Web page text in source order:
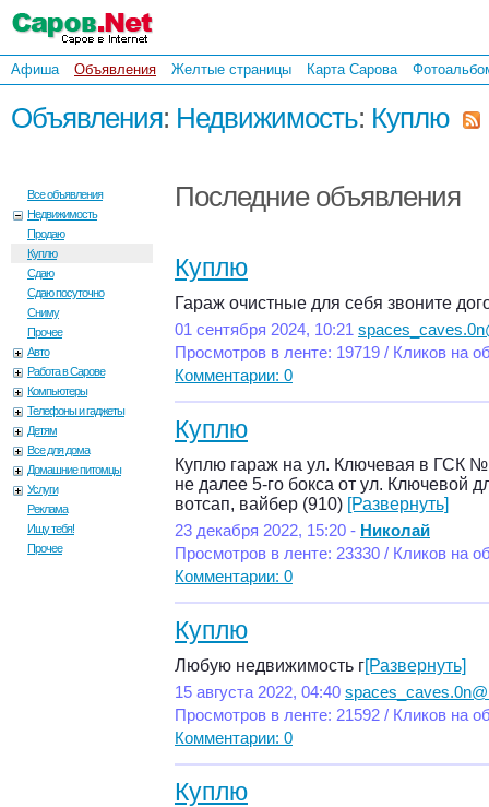
Афиша Объявления Желтые страницы Карта Сарова
Объявления: Недвижимость: Куплю
Все объявления
Недвижимость
Продаю
Куплю
Сдаю
Сдаю посуточно
Сниму
Прочее
Авто
Работа в Сарове
Компьютеры
Телефоны и гаджеты
Детям
Все для дома
Домашние питомцы
Услуги
Реклама
Ищу тебя!
Прочее
Последние объявления
Куплю
Гараж очистные для себя звоните
01 сентября 2024, 10:21
Просмотров в ленте: 19719 / Кликов на
Комментарии: 0
Куплю
Куплю гараж на ул. Ключевая в ГСК
не далее 5-го бокса от ул. Ключевой
вотсап, вайбер (910) [Развернуть]
23 декабря 2022, 15:20 - Николай
Просмотров в ленте: 23330 / Кликов на
Комментарии: 0
Куплю
Любую недвижимость г[Развернуть]
15 августа 2022, 04:40
Просмотров в ленте: 21592 / Кликов на
Комментарии: 0
Куплю